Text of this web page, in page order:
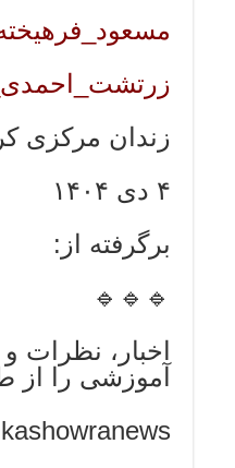
زندان مرکزی
۴ دی ۱۴۰۴
برگرفته از:
🔹🔹🔹
اخبار، نظرات
آموزشی را از